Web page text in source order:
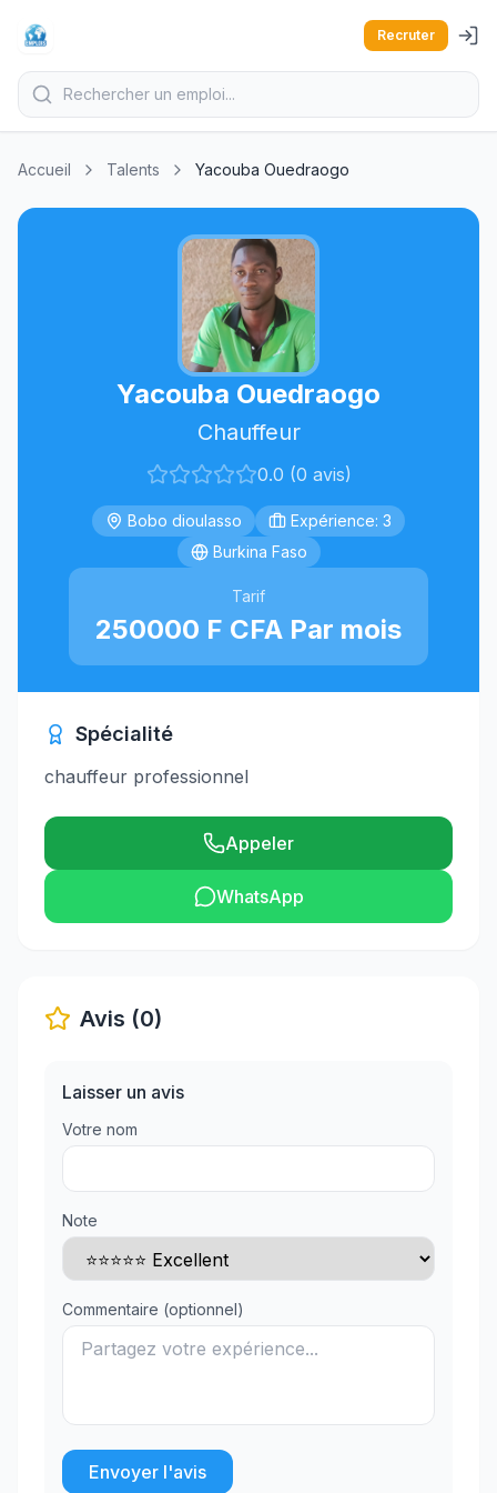
Recruter
Accueil Talents Yacouba Ouedraogo
Yacouba Ouedraogo
Chauffeur
0.0 (0 avis)
Bobo dioulasso
Expérience: 3
Burkina Faso
Tarif
250000 F CFA Par mois
Spécialité
chauffeur professionnel
Appeler
WhatsApp
Avis (0)
Laisser un avis
Votre nom
Note
Commentaire (optionnel)
Envoyer l'avis